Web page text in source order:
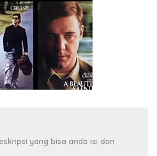
yang bisa anda isi dan